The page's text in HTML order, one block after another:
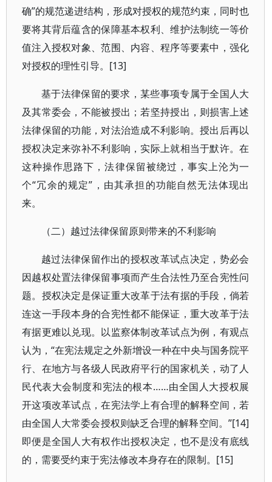
确”的规范递进结构，形成对授权的规范约束，同时也
要将其背后蕴含的保障基本权利、维护法制统一等价
值注入授权对象、范围、内容、程序等要素中，强化
对授权的理性引导。[13]
基于法律保留的要求，某些事项专属于全国人大
及其常委会，不能被授出；若坚持授出，则损害上述
法律保留的功能，对法治造成不利影响。授出后再以
授权决定来弥补不利影响，实际上就相当于默许。在
这种操作思路下，法律保留被绕过，事实上沦为一
个“冗余的规定”，由其承担的功能自然无法体现出
来。
（二）越过法律保留原则带来的不利影响
越过法律保留作出的授权改革试点决定，势必会
因越权处置法律保留事项而产生合法性乃至合宪性问
题。授权决定是保证重大改革于法有据的手段，倘若
连这一手段本身的合宪性都不能保证，重大改革于法
有据更难以兑现。以监察体制改革试点为例，有观点
认为，“在宪法规定之外新增设一种在中央与国务院平
行、在地方与各级人民政府平行的国家机关，动了人
民代表大会制度和宪法的根本……由全国人大授权展
开这项改革试点，在宪法学上有合理的解释空间，若
由全国人大常委会授权则缺乏合理的解释空间。”[14]
即便是全国人大有权作出授权决定，也不是没有底线
的，需要受约束于宪法修改本身存在的限制。[15]